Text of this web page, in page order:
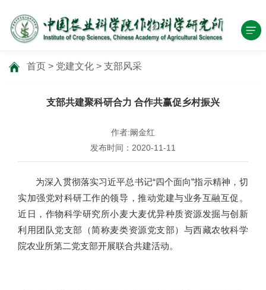
首页 > 党建文化 > 支部风采
支部共建聚科研合力 合作共赢促乡村振兴
作者:阚金红
发布时间：2020-11-11
为深入贯彻落实习近平总书记“四个面向”指示精神，切
实加强党对科研工作的领导，推动党建与业务互融互促。
近日，作物科学研究所小麦大麦优异种质资源发掘与创新
利用团队党支部（简称麦类资源党支部）与西藏农牧科学
院农业所第二党支部开展联合共建活动。